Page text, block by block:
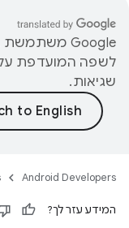
לשפה המועדפת
שגיאות.
Android Developers
המידע עזר לך?